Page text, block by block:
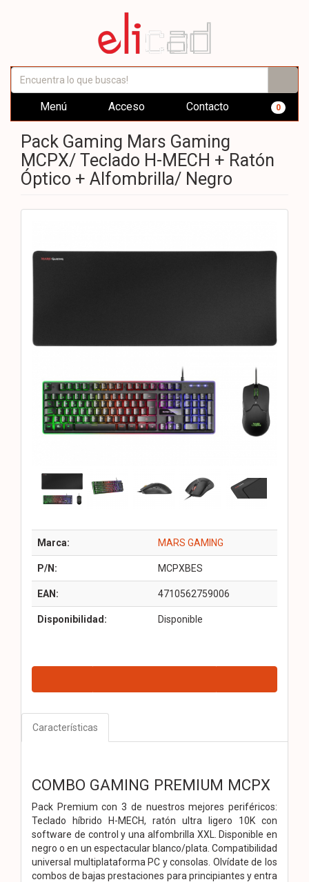
Menú Acceso Contacto 0
Pack Gaming Mars Gaming
MCPX/ Teclado H-MECH + Ratón
Óptico + Alfombrilla/ Negro
Marca: MARS GAMING
P/N: MCPXBES
EAN: 4710562759006
Disponibilidad: Disponible
Características
COMBO GAMING PREMIUM MCPX
Pack Premium con 3 de nuestros mejores periféricos:
Teclado híbrido H-MECH, ratón ultra ligero 10K con
software de control y una alfombrilla XXL. Disponible en
negro o en un espectacular blanco/plata. Compatibilidad
universal multiplataforma PC y consolas. Olvídate de los
combos de bajas prestaciones para principiantes y entra